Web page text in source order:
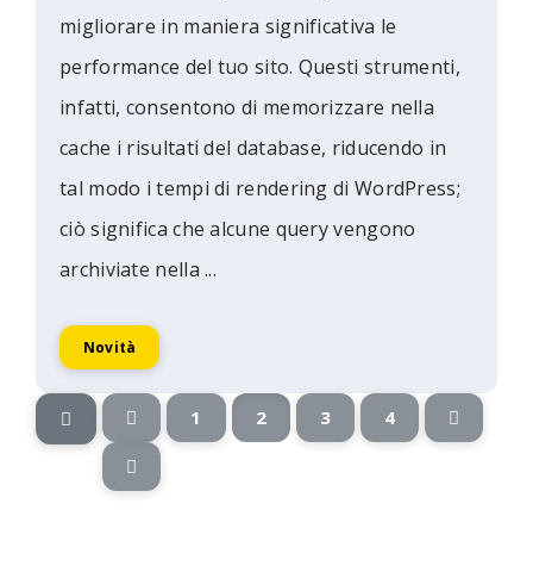
migliorare in maniera significativa le
performance del tuo sito. Questi strumenti,
infatti, consentono di memorizzare nella
cache i risultati del database, riducendo in
tal modo i tempi di rendering di WordPress;
ciò significa che alcune query vengono
archiviate nella ...
Novità
1 2 3 4